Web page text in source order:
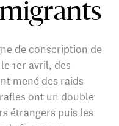
de conscription de
1er avril, des
mené des raids
ont un double
étrangers puis les